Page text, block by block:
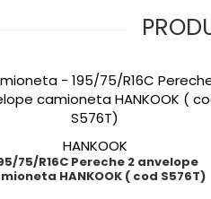
HANKOOK
R16C Pereche 2 anvelope
HANKOOK ( cod S576T)